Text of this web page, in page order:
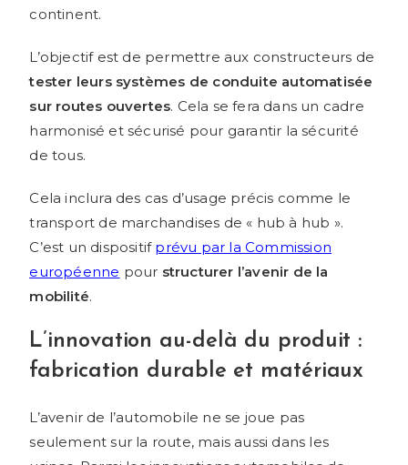
continent.
L’objectif est de permettre aux constructeurs de
tester leurs systèmes de conduite automatisée
sur routes ouvertes. Cela se fera dans un cadre
harmonisé et sécurisé pour garantir la sécurité
de tous.
Cela inclura des cas d’usage précis comme le
transport de marchandises de « hub à hub ».
C’est un dispositif prévu par la Commission
européenne pour structurer l’avenir de la
mobilité.
L’innovation au-delà du produit :
fabrication durable et matériaux
L’avenir de l’automobile ne se joue pas
seulement sur la route, mais aussi dans les